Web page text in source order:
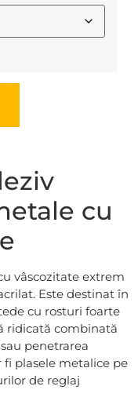
cu
vâscozitate extrem
Este destinat în
cu rosturi foarte
ridicată combinată
penetrarea
plasele metalice pe
de reglaj